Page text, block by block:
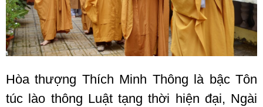
Hòa thượng Thích Minh Thông là bậc Tôn
túc lào thông Luật tạng thời hiện đại, Ngài